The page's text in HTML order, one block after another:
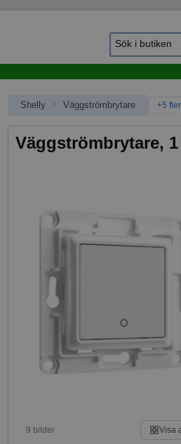
Shelly › Väggströmbrytare +5 fler
Väggströmbrytare,
9 bilder Visa